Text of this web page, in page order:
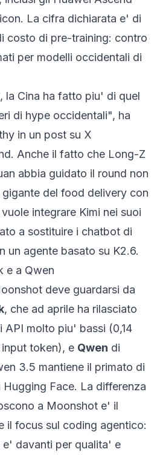
La cifra dichiarata e' di
costo di pre-training: contro
per modelli occidentali di
la Cina ha fatto piu' di quel
di hype occidentali", ha
in un post su X
Anche il fatto che Long-Z
abbia guidato il round non
del food delivery con
integrare Kimi nei suoi
a sostituire i chatbot di
un agente basato su K2.6.
e a Qwen
deve guardarsi da
, che ad aprile ha rilasciato
molto piu' bassi (0,14
token), e Qwen di
3.5 mantiene il primato di
Face. La differenza
a Moonshot e' il
il focus sul coding agentico:
davanti per qualita' e